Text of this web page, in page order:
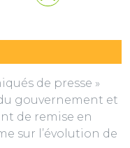
de presse »
gouvernement et
de remise en
sur l’évolution de